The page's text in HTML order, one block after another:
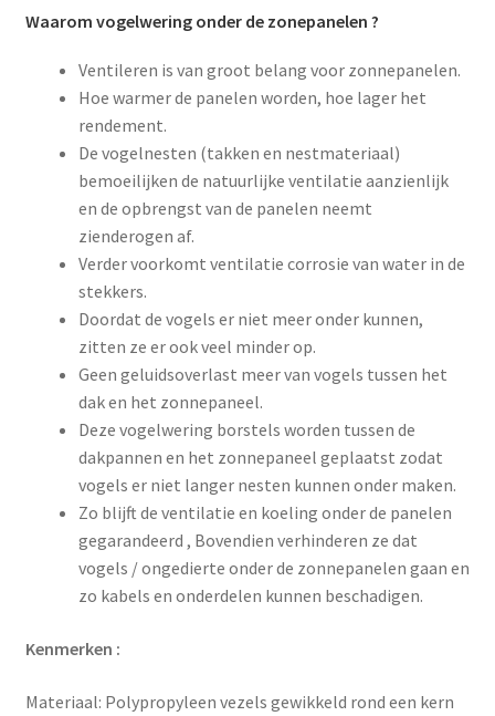
Waarom vogelwering onder de zonepanelen ?
Ventileren is van groot belang voor zonnepanelen.
Hoe warmer de panelen worden, hoe lager het
rendement.
De vogelnesten (takken en nestmateriaal)
bemoeilijken de natuurlijke ventilatie aanzienlijk
en de opbrengst van de panelen neemt
zienderogen af.
Verder voorkomt ventilatie corrosie van water in de
stekkers.
Doordat de vogels er niet meer onder kunnen,
zitten ze er ook veel minder op.
Geen geluidsoverlast meer van vogels tussen het
dak en het zonnepaneel.
Deze vogelwering borstels worden tussen de
dakpannen en het zonnepaneel geplaatst zodat
vogels er niet langer nesten kunnen onder maken.
Zo blijft de ventilatie en koeling onder de panelen
gegarandeerd , Bovendien verhinderen ze dat
vogels / ongedierte onder de zonnepanelen gaan en
zo kabels en onderdelen kunnen beschadigen.
Kenmerken :
Materiaal: Polypropyleen vezels gewikkeld rond een kern